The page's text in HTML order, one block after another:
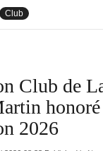
Club
Club de
2026